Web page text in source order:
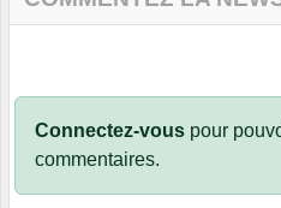
Connectez-vous pour
commentaires.